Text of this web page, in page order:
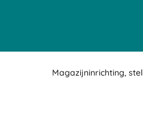
Magazijninrichting,